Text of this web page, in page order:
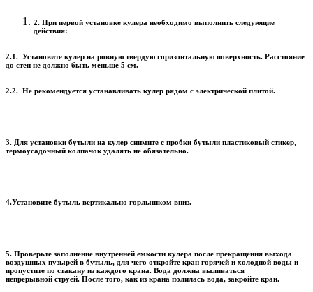
2. При первой установке кулера необходимо выполнить следующие
действия:
2.1. Установите кулер на ровную твердую горизонтальную поверхность. Расстояние
до стен не должно быть меньше 5 см.
2.2. Не рекомендуется устанавливать кулер рядом с электрической плитой.
3. Для установки бутыли на кулер снимите с пробки бутыли пластиковый стикер,
термоусадочный колпачок удалять не обязательно.
4.Установите бутыль вертикально горлышком вниз.
5. Проверьте заполнение внутренней емкости кулера после прекращения выхода
воздушных пузырей в бутыль, для чего откройте кран горячей и холодной воды и
пропустите по стакану из каждого крана. Вода должна выливаться
непрерывной струей. После того, как из крана полилась вода, закройте кран.